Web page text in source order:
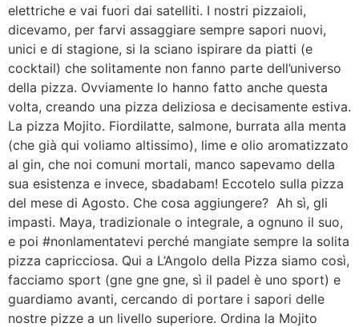
elettriche e vai fuori dai satelliti. I nostri pizzaioli,
dicevamo, per farvi assaggiare sempre sapori nuovi,
unici e di stagione, si la sciano ispirare da piatti (e
cocktail) che solitamente non fanno parte dell’universo
della pizza. Ovviamente lo hanno fatto anche questa
volta, creando una pizza deliziosa e decisamente estiva.
La pizza Mojito. Fiordilatte, salmone, burrata alla menta
(che già qui voliamo altissimo), lime e olio aromatizzato
al gin, che noi comuni mortali, manco sapevamo della
sua esistenza e invece, sbadabam! Eccotelo sulla pizza
del mese di Agosto. Che cosa aggiungere? Ah sì, gli
impasti. Maya, tradizionale o integrale, a ognuno il suo,
e poi #nonlamentatevi perché mangiate sempre la solita
pizza capricciosa. Qui a L’Angolo della Pizza siamo così,
facciamo sport (gne gne gne, sì il padel è uno sport) e
guardiamo avanti, cercando di portare i sapori delle
nostre pizze a un livello superiore. Ordina la Mojito